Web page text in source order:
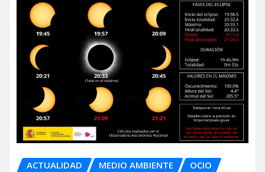
ACTUALIDAD MEDIO AMBIENTE OCIO